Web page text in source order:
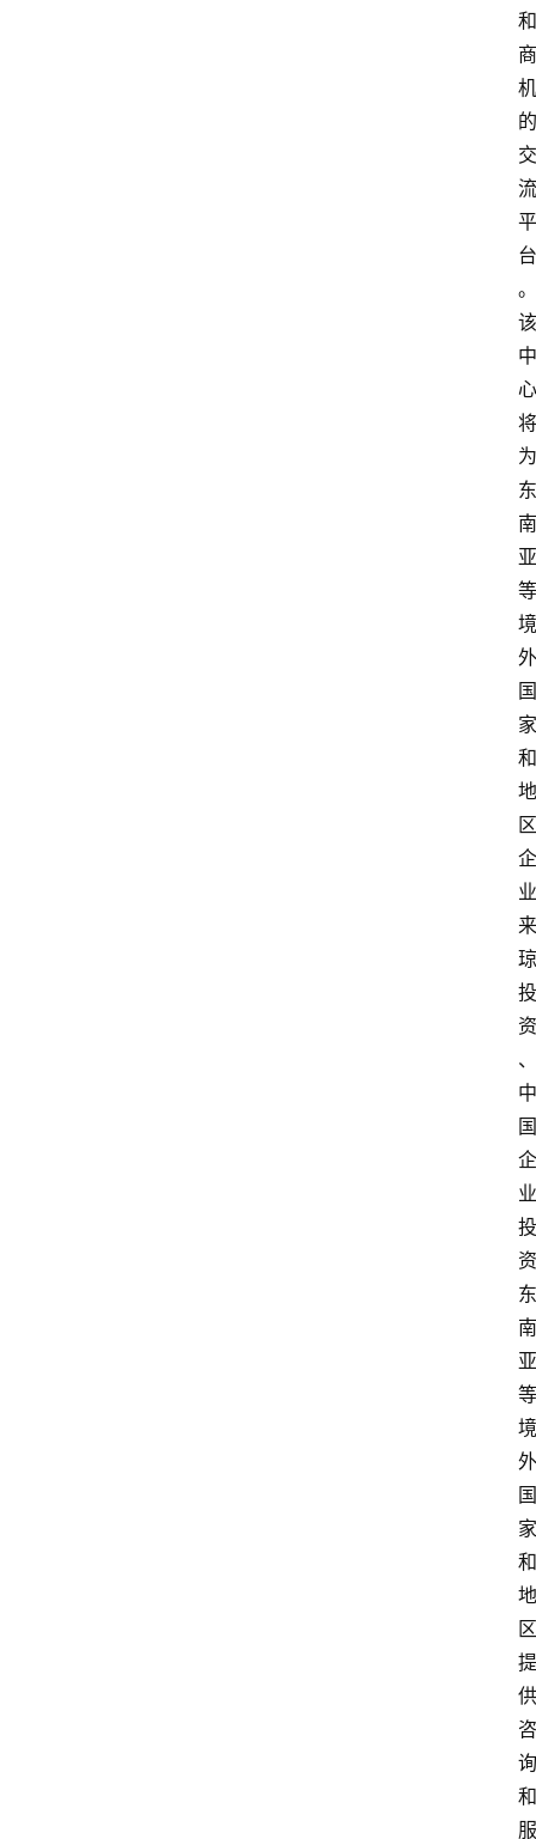
和
商
机
的
交
流
平
台
。
该
中
心
将
为
东
南
亚
等
境
外
国
家
和
地
区
企
业
来
琼
投
资
、
中
国
企
业
投
资
东
南
亚
等
境
外
国
家
和
地
区
提
供
咨
询
和
服